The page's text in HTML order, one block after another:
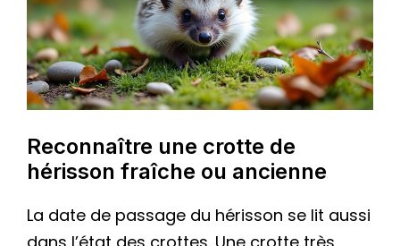
Reconnaître une crotte de
hérisson fraîche ou ancienne
La date de passage du hérisson se lit aussi